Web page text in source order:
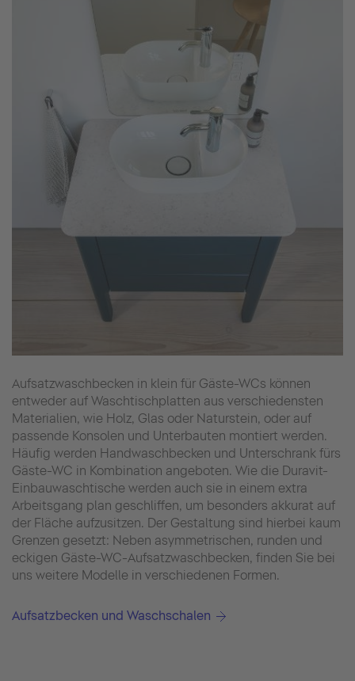
Aufsatzwaschbecken in klein für Gäste-WCs können
entweder auf Waschtischplatten aus verschiedensten
Materialien, wie Holz, Glas oder Naturstein, oder auf
passende Konsolen und Unterbauten montiert werden.
Häufig werden Handwaschbecken und Unterschrank fürs
Gäste-WC in Kombination angeboten. Wie die Duravit-
Einbauwaschtische werden auch sie in einem extra
Arbeitsgang plan geschliffen, um besonders akkurat auf
der Fläche aufzusitzen. Der Gestaltung sind hierbei kaum
Grenzen gesetzt: Neben asymmetrischen, runden und
eckigen Gäste-WC-Aufsatzwaschbecken, finden Sie bei
uns weitere Modelle in verschiedenen Formen.
Aufsatzbecken und Waschschalen